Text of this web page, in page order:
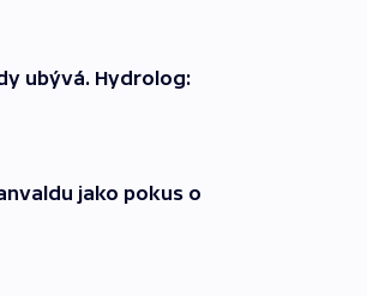
ubývá. Hydrolog:
jako pokus o